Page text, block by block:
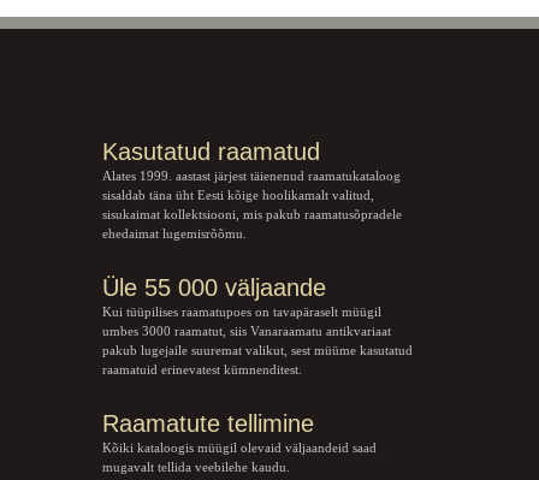
Kasutatud raamatud
Alates 1999. aastast järjest täienenud raamatukataloog
sisaldab täna üht Eesti kõige hoolikamalt valitud,
sisukaimat kollektsiooni, mis pakub raamatusõpradele
ehedaimat lugemisrõõmu.
Üle 55 000 väljaande
Kui tüüpilises raamatupoes on tavapäraselt müügil
umbes 3000 raamatut, siis Vanaraamatu antikvariaat
pakub lugejaile suuremat valikut, sest müüme kasutatud
raamatuid erinevatest kümnenditest.
Raamatute tellimine
Kõiki kataloogis müügil olevaid väljaandeid saad
mugavalt tellida veebilehe kaudu.